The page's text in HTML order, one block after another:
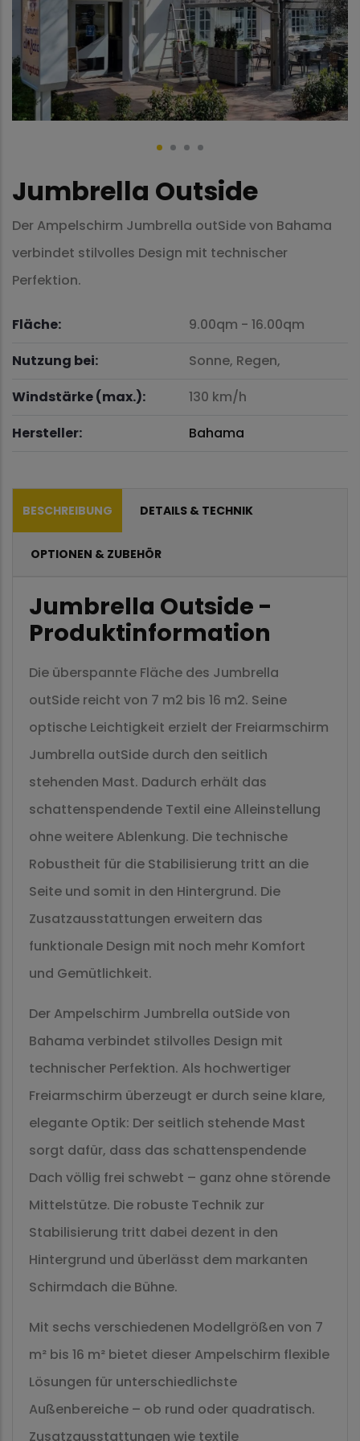
Jumbrella Outside
Der Ampelschirm Jumbrella outSide von Bahama
verbindet stilvolles Design mit technischer
Perfektion.
Fläche: 9.00qm - 16.00qm
Nutzung bei:
Sonne, Regen,
Windstärke (max.):
130 km/h
Hersteller:
Bahama
BESCHREIBUNG DETAILS & TECHNIK
OPTIONEN & ZUBEHÖR
Jumbrella Outside -
Produktinformation
Die überspannte Fläche des Jumbrella
outSide reicht von 7 m2 bis 16 m2. Seine
optische Leichtigkeit erzielt der Freiarmschirm
Jumbrella outSide durch den seitlich
stehenden Mast. Dadurch erhält das
schattenspendende Textil eine Alleinstellung
ohne weitere Ablenkung. Die technische
Robustheit für die Stabilisierung tritt an die
Seite und somit in den Hintergrund. Die
Zusatzausstattungen erweitern das
funktionale Design mit noch mehr Komfort
und Gemütlichkeit.
Der Ampelschirm Jumbrella outSide von
Bahama verbindet stilvolles Design mit
technischer Perfektion. Als hochwertiger
Freiarmschirm überzeugt er durch seine klare,
elegante Optik: Der seitlich stehende Mast
sorgt dafür, dass das schattenspendende
Dach völlig frei schwebt – ganz ohne störende
Mittelstütze. Die robuste Technik zur
Stabilisierung tritt dabei dezent in den
Hintergrund und überlässt dem markanten
Schirmdach die Bühne.
Mit sechs verschiedenen Modellgrößen von 7
m² bis 16 m² bietet dieser Ampelschirm flexible
Lösungen für unterschiedlichste
Außenbereiche – ob rund oder quadratisch.
Zusatzausstattungen wie textile